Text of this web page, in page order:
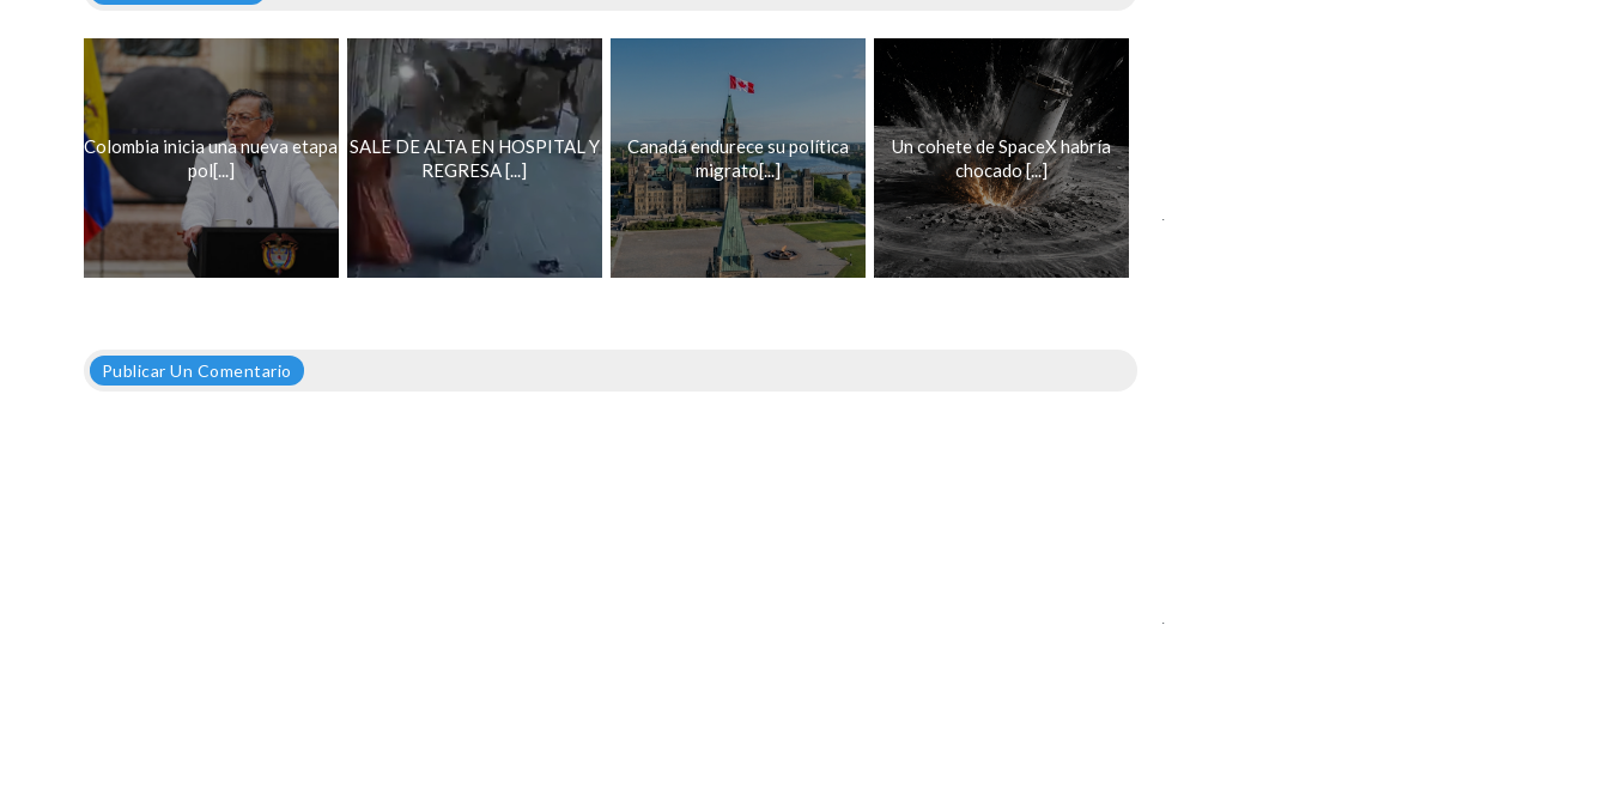
Colombia inicia una nueva etapa
pol[...]
SALE DE ALTA EN HOSPITAL Y
REGRESA [...]
Canadá endurece su política
migrato[...]
Un cohete de SpaceX habría
chocado [...]
Publicar Un Comentario
.
.